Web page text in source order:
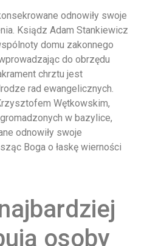
odnowiły swoje
Ksiądz Adam Stankiewicz
domu zakonnego
do obrzędu
chrztu jest
rad ewangelicznych.
Wętkowskim,
w bazylice,
odnowiły swoje
Boga o łaskę wierności
osoby